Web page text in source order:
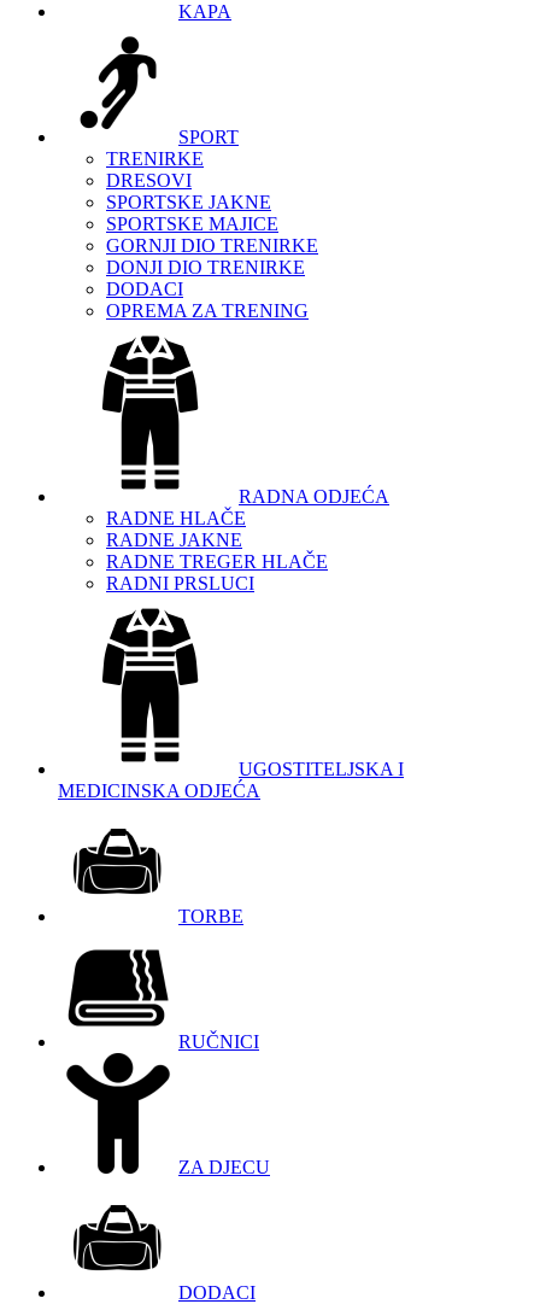
KAPA
SPORT
TRENIRKE
DRESOVI
SPORTSKE JAKNE
SPORTSKE MAJICE
GORNJI DIO TRENIRKE
DONJI DIO TRENIRKE
DODACI
OPREMA ZA TRENING
RADNA ODJEĆA
RADNE HLAČE
RADNE JAKNE
RADNE TREGER HLAČE
RADNI PRSLUCI
UGOSTITELJSKA I
MEDICINSKA ODJEĆA
TORBE
RUČNICI
ZA DJECU
DODACI